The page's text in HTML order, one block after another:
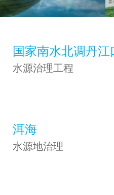
国家南水北调丹江
水源治理工程
洱海
水源地治理